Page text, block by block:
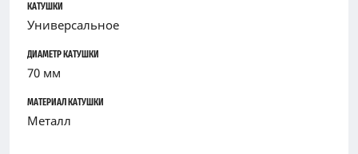
КАТУШКИ
Универсальное
ДИАМЕТР КАТУШКИ
70 мм
МАТЕРИАЛ КАТУШКИ
Металл